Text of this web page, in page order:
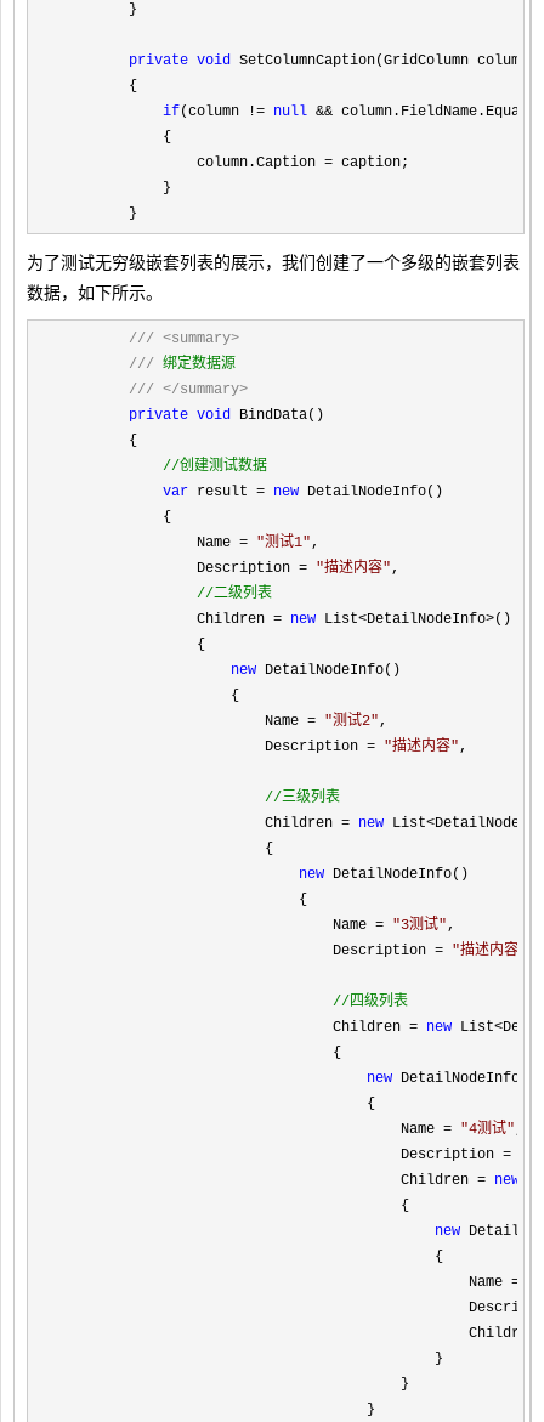
        }
private void SetColumnCaption(GridColumn column,
        {
if(column != null &&
            {
                column.Caption
= caption;
            }
        }
为了测试无穷级嵌套列表的展示，我们创建了一个多级的嵌套列表
数据，如下所示。
/// <summary>
/// 绑定数据源
/// </summary>
private void BindData()
        {
//创建测试数据
var result = new DetailNodeInfo()
            {
                Name
= "测试1",
                Description
= "描述内容",
//二级列表
                Children =
new List<DetailNodeInfo>()
                {
new DetailNodeInfo()
                    {
                        Name
= "测试2",
                        Description
= "描述内容",
//三级列表
                        Children =
new
                        {
new DetailNodeInfo()
                            {
                                Name
= "3测试",
                                Description
= "描述内容
//四级列表
                                Children =
new
                                {
new DetailNodeInfo()
                                    {
                                        Name
= "4测试",
                                        Description
=
                                        Children
= new
                                        {
new
                                            {
                                                Name
=
                                                Children
                                            }
                                        }
                                    }